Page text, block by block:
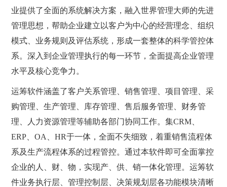
业提供了全面的系统解决方案，融入世界管理大师的先进
管理思想，帮助企业建立以客户为中心的经营理念、组织
模式、业务规则及评估系统，形成一套整体的科学管控体
系。深入到企业管理执行的每一环节，全面提高企业管理
水平及核心竞争力。
运筹软件涵盖了客户关系管理、销售管理、项目管理、采
购管理、生产管理、库存管理、售后服务管理、财务管
理、人力资源管理等辅助各部门协同工作。集CRM、
ERP、OA、HR于一体，全面不失细致，着重销售流程体
系及生产流程体系的过程管控。通过本软件即可全面掌控
企业的人、财、物，实现产、供、销一体化管理。运筹软
件业务执行层、管理控制层、决策规划层各功能模块清晰